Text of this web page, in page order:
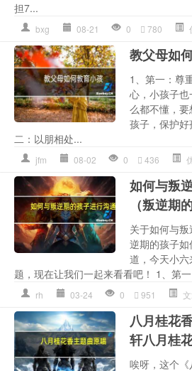
担7...
bxg 08-21 0 780
教父母如
1、第一：尊
心，小孩子
么都不懂，
孩子，保护
二：以朋相处...
jfm 08-02 0 436
如何与叛
（叛逆期
关于如何与
逆期的孩子
道，今天小
题，现在让我们一起来看看吧！ 1、第
rh 03-24 0 951
八月桂花
轩八月桂
唉呀，这个